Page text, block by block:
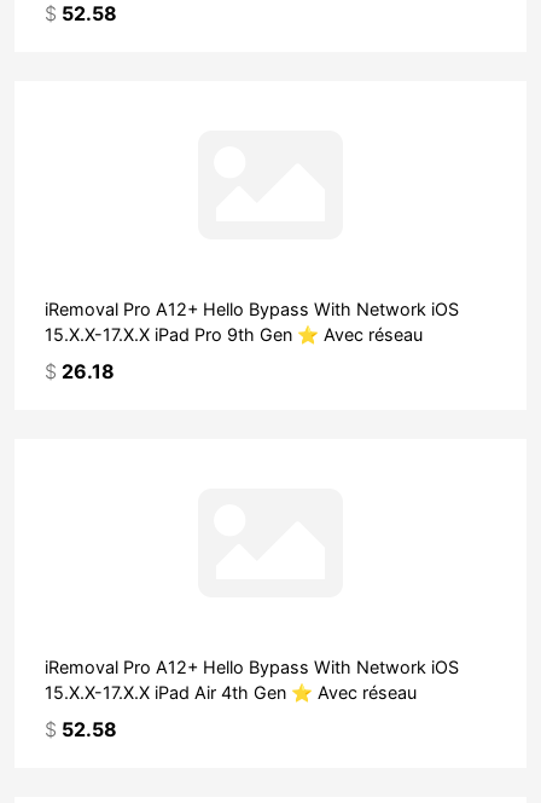
$ 52.58
iRemoval Pro A12+ Hello Bypass With Network iOS
15.X.X-17.X.X iPad Pro 9th Gen ⭐ Avec réseau
$ 26.18
iRemoval Pro A12+ Hello Bypass With Network iOS
15.X.X-17.X.X iPad Air 4th Gen ⭐ Avec réseau
$ 52.58